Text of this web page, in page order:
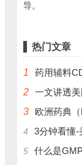
导。
热门文章
1
药用辅料
2 一文讲透
3
欧洲药典（EP）在
4 3分钟看懂-美国
5 什么是GMP